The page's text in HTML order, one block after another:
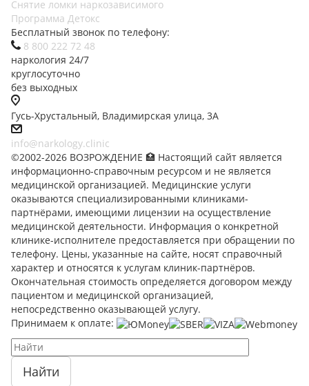
Снятие ломки наркозависимого
Программа Детокс
Бесплатный звонок по телефону:
8 800 222 72 48
наркология 24/7
круглосуточно
без выходных
Гусь-Хрустальный, Владимирская улица, 3А
info@narkology.clinic
©2002-2026 ВОЗРОЖДЕНИЕ 🏥 Настоящий сайт является
информационно-справочным ресурсом и не является
медицинской организацией. Медицинские услуги
оказываются специализированными клиниками-
партнёрами, имеющими лицензии на осуществление
медицинской деятельности. Информация о конкретной
клинике-исполнителе предоставляется при обращении по
телефону. Цены, указанные на сайте, носят справочный
характер и относятся к услугам клиник-партнёров.
Окончательная стоимость определяется договором между
пациентом и медицинской организацией,
непосредственно оказывающей услугу.
Принимаем к оплате:
Найти